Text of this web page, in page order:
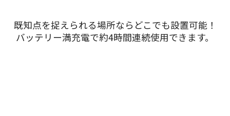
既知点を捉えられる場所ならどこでも設置可能！
バッテリー満充電で約4時間連続使用できます。